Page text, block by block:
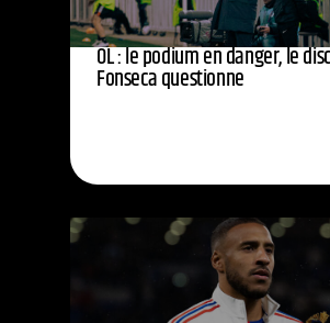
OL : le podium en danger, le
Fonseca questionne